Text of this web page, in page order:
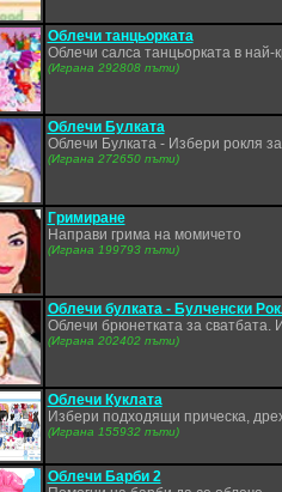
Облечи танцьорката
Облечи салса танцьорката в най-
(Играна 292808 пъти)
Облечи Булката
Облечи Булката - Избери рокля
(Играна 272650 пъти)
Гримиране
Направи грима на момичето
(Играна 199793 пъти)
Облечи булката - Булченски
Облечи брюнетката за сватбата.
(Играна 202402 пъти)
Облечи Куклата
Избери подходящи прическа,
(Играна 155932 пъти)
Облечи Барби 2